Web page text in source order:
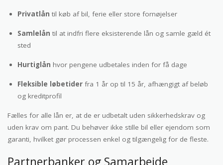
Privatlån til køb af bil, ferie eller store fornøjelser
Samlelån til at indfri flere eksisterende lån og samle gæld ét
sted
Hurtiglån hvor pengene udbetales inden for få dage
Fleksible løbetider fra 1 år op til 15 år, afhængigt af beløb
og kreditprofil
Fælles for alle lån er, at de er udbetalt uden sikkerhedskrav og
uden krav om pant. Du behøver ikke stille bil eller ejendom som
garanti, hvilket gør processen enkel og tilgængelig for de fleste.
Partnerbanker og Samarbejde